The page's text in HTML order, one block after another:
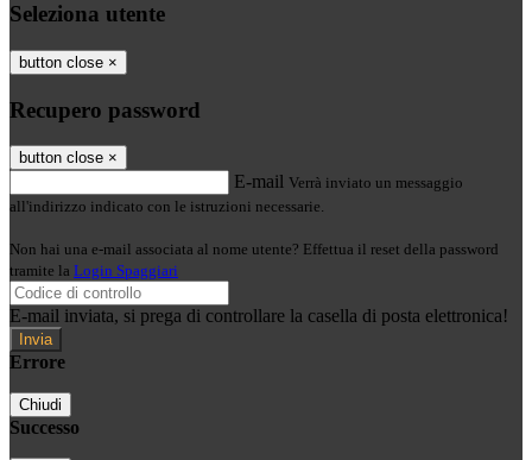
Seleziona utente
button close ×
Recupero password
button close ×
E-mail Verrà inviato un messaggio
all'indirizzo indicato con le istruzioni necessarie.
Non hai una e-mail associata al nome utente? Effettua il reset della password
tramite la Login Spaggiari
E-mail inviata, si prega di controllare la casella di posta elettronica!
Errore
Chiudi
Successo